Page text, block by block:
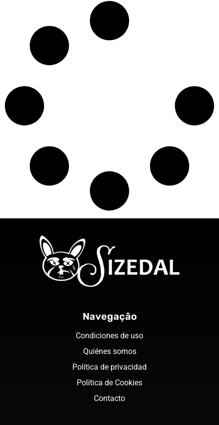
Navegação
Condiciones de uso
Quiénes somos
Política de privacidad
Política de Cookies
Contacto